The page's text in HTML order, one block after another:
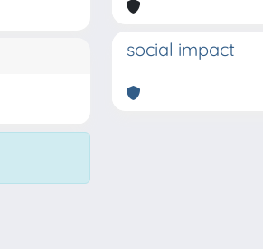
social impact